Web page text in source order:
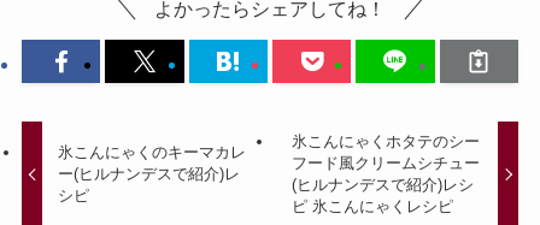
よかったらシェアしてね！
氷こんにゃくのキーマカレ
ー(ヒルナンデスで紹介)レ
シピ
氷こんにゃくホタテのシー
フード風クリームシチュー
(ヒルナンデスで紹介)レシ
ピ 氷こんにゃくレシピ